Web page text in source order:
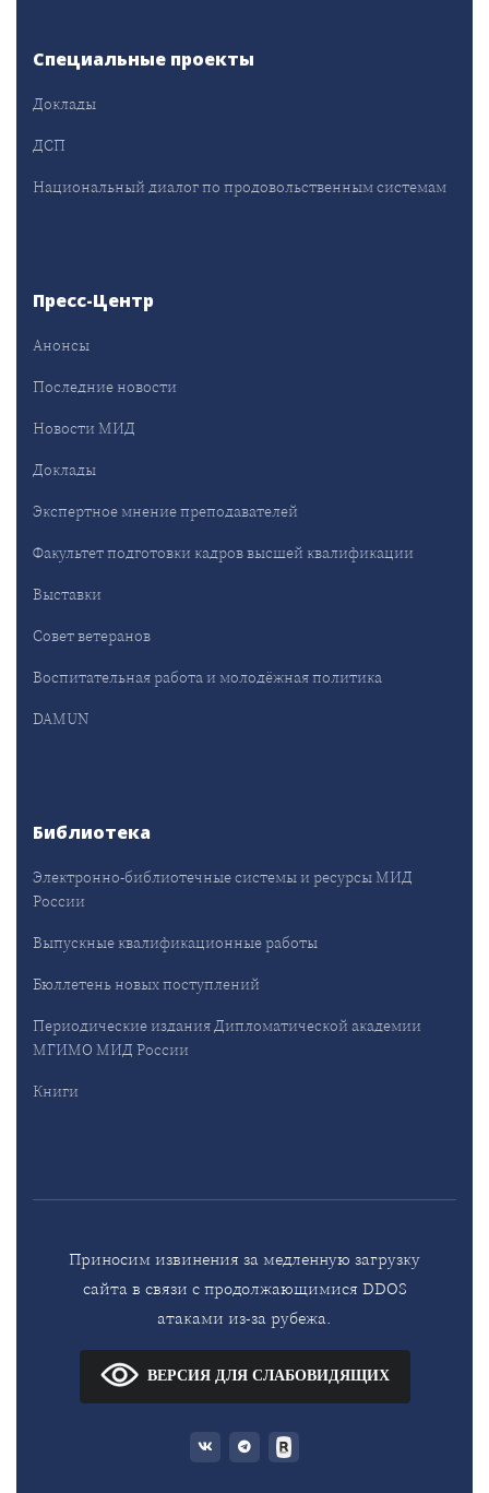
Специальные проекты
Доклады
ДСП
Национальный диалог по продовольственным системам
Пресс-Центр
Анонсы
Последние новости
Новости МИД
Доклады
Экспертное мнение преподавателей
Факультет подготовки кадров высшей квалификации
Выставки
Совет ветеранов
Воспитательная работа и молодёжная политика
DAMUN
Библиотека
Электронно-библиотечные системы и ресурсы МИД
России
Выпускные квалификационные работы
Бюллетень новых поступлений
Периодические издания Дипломатической академии
МГИМО МИД России
Книги
Приносим извинения за медленную загрузку
сайта в связи с продолжающимися DDOS
атаками из-за рубежа.
ВЕРСИЯ ДЛЯ СЛАБОВИДЯЩИХ